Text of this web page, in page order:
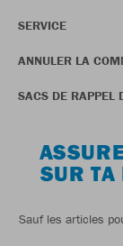
SERVICE
ANNULER LA
SACS DE RAPPEL
SUR
Sauf les articles